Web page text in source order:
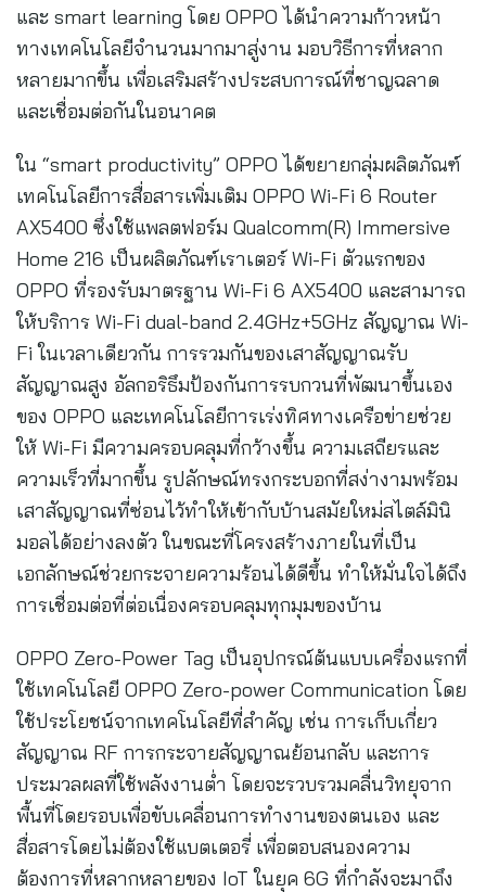
และ smart learning โดย OPPO ได้นำความก้าวหน้า
ทางเทคโนโลยีจำนวนมากมาสู่งาน มอบวิธีการที่หลาก
หลายมากขึ้น เพื่อเสริมสร้างประสบการณ์ที่ชาญฉลาด
และเชื่อมต่อกันในอนาคต
ใน “smart productivity” OPPO ได้ขยายกลุ่มผลิตภัณฑ์
เทคโนโลยีการสื่อสารเพิ่มเติม OPPO Wi-Fi 6 Router
AX5400 ซึ่งใช้แพลตฟอร์ม Qualcomm(R) Immersive
Home 216 เป็นผลิตภัณฑ์เราเตอร์ Wi-Fi ตัวแรกของ
OPPO ที่รองรับมาตรฐาน Wi-Fi 6 AX5400 และสามารถ
ให้บริการ Wi-Fi dual-band 2.4GHz+5GHz สัญญาณ Wi-
Fi ในเวลาเดียวกัน การรวมกันของเสาสัญญาณรับ
สัญญาณสูง อัลกอริธึมป้องกันการรบกวนที่พัฒนาขึ้นเอง
ของ OPPO และเทคโนโลยีการเร่งทิศทางเครือข่ายช่วย
ให้ Wi-Fi มีความครอบคลุมที่กว้างขึ้น ความเสถียรและ
ความเร็วที่มากขึ้น รูปลักษณ์ทรงกระบอกที่สง่างามพร้อม
เสาสัญญาณที่ซ่อนไว้ทำให้เข้ากับบ้านสมัยใหม่สไตล์มินิ
มอลได้อย่างลงตัว ในขณะที่โครงสร้างภายในที่เป็น
เอกลักษณ์ช่วยกระจายความร้อนได้ดีขึ้น ทำให้มั่นใจได้ถึง
การเชื่อมต่อที่ต่อเนื่องครอบคลุมทุกมุมของบ้าน
OPPO Zero-Power Tag เป็นอุปกรณ์ต้นแบบเครื่องแรกที่
ใช้เทคโนโลยี OPPO Zero-power Communication โดย
ใช้ประโยชน์จากเทคโนโลยีที่สำคัญ เช่น การเก็บเกี่ยว
สัญญาณ RF การกระจายสัญญาณย้อนกลับ และการ
ประมวลผลที่ใช้พลังงานต่ำ โดยจะรวบรวมคลื่นวิทยุจาก
พื้นที่โดยรอบเพื่อขับเคลื่อนการทำงานของตนเอง และ
สื่อสารโดยไม่ต้องใช้แบตเตอรี่ เพื่อตอบสนองความ
ต้องการที่หลากหลายของ IoT ในยุค 6G ที่กำลังจะมาถึง